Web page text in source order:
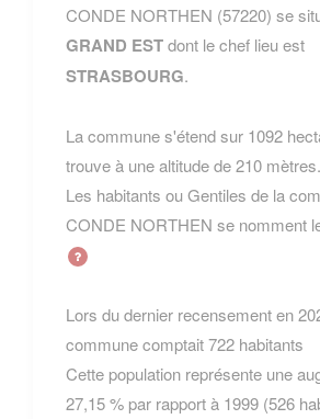
CONDE NORTHEN (57220) se
GRAND ESTdont le chef lieu est
STRASBOURG.
La commune s'étend sur 1092
trouve à une altitude de 210 mètres.
Les habitants ou Gentiles de la
CONDE NORTHEN se nomment
Lors du dernier recensement en
commune comptait 722 habitants
Cette population représente une
27,15 % par rapport à 1999 (526